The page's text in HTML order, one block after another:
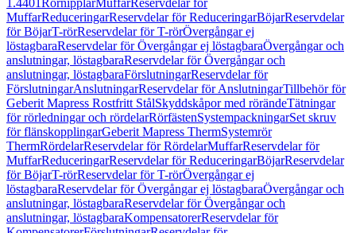
1.4401RörnipplarMuffarReservdelar för
MuffarReduceringarReservdelar för ReduceringarBöjarReservdelar
för BöjarT-rörReservdelar för T-rörÖvergångar ej
löstagbaraReservdelar för Övergångar ej löstagbaraÖvergångar och
anslutningar, löstagbaraReservdelar för Övergångar och
anslutningar, löstagbaraFörslutningarReservdelar för
FörslutningarAnslutningarReservdelar för AnslutningarTillbehör för
Geberit Mapress Rostfritt StålSkyddskåpor med rörändeTätningar
för rörledningar och rördelarRörfästenSystempackningarSet skruv
för flänskopplingarGeberit Mapress ThermSystemrör
ThermRördelarReservdelar för RördelarMuffarReservdelar för
MuffarReduceringarReservdelar för ReduceringarBöjarReservdelar
för BöjarT-rörReservdelar för T-rörÖvergångar ej
löstagbaraReservdelar för Övergångar ej löstagbaraÖvergångar och
anslutningar, löstagbaraReservdelar för Övergångar och
anslutningar, löstagbaraKompensatorerReservdelar för